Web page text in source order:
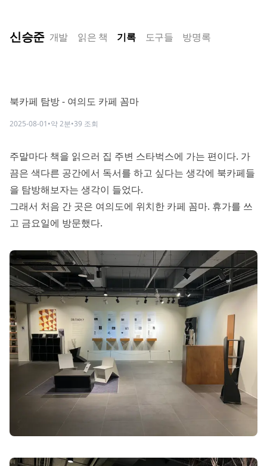
신승준 개발 읽은 책 기록 도구들 방명록
북카페 탐방 - 여의도 카페 꼼마
2025-08-01•약2분•39 조회
주말마다 책을 읽으러 집 주변 스타벅스에 가는 편이다. 가
끔은 색다른 공간에서 독서를 하고 싶다는 생각에 북카페들
을 탐방해보자는 생각이 들었다.
그래서 처음 간 곳은 여의도에 위치한 카페 꼼마. 휴가를 쓰
고 금요일에 방문했다.